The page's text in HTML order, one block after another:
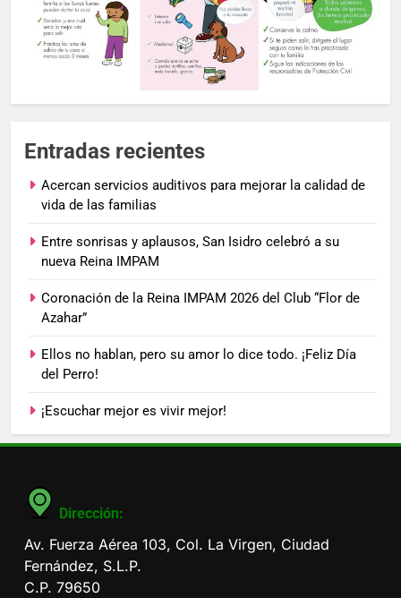
Entradas recientes
Acercan servicios auditivos para mejorar la calidad de
vida de las familias
Entre sonrisas y aplausos, San Isidro celebró a su
nueva Reina IMPAM
Coronación de la Reina IMPAM 2026 del Club “Flor de
Azahar”
Ellos no hablan, pero su amor lo dice todo. ¡Feliz Día
del Perro!
¡Escuchar mejor es vivir mejor!
Dirección:
Av. Fuerza Aérea 103, Col. La Virgen, Ciudad
Fernández, S.L.P.
C.P. 79650